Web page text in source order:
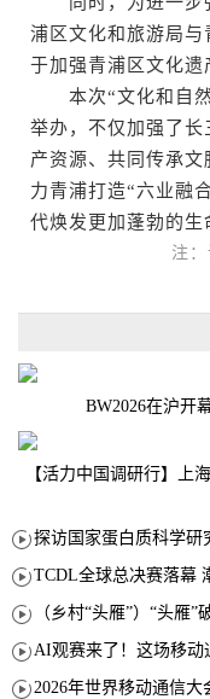
浦区文化和旅游局
于加强青浦区文化遗
本次“文化和自然
举办，不仅加强了
产资源、共同传承
力青浦打造“六业融
代焕发更加蓬勃的生
注
BW2026在沪开
【活力中国调研行】上
TCDL全球总决赛落幕